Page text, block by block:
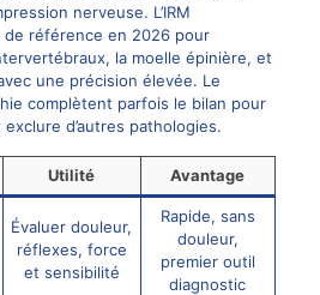
nerveuse. L’IRM
référence en 2026 pour
la moelle épinière, et
une précision élevée. Le
complètent parfois le bilan pour
d’autres pathologies.
Utilité Avantage
Évaluer douleur,
réflexes, force
et sensibilité
Rapide, sans
douleur,
premier outil
diagnostic